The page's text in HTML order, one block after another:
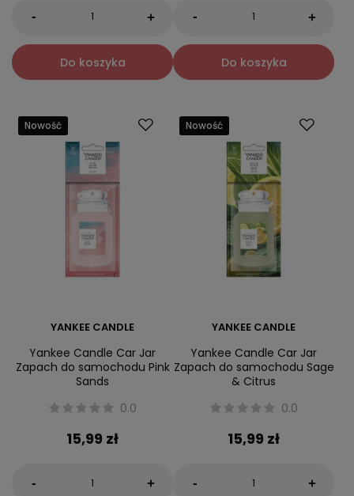
- +
Do koszyka
- +
Do koszyka
Nowość
YANKEE CANDLE
Yankee Candle Car Jar
Zapach do samochodu Pink
Sands
0.0
15,99 zł
- +
Nowość
YANKEE CANDLE
Yankee Candle Car Jar
Zapach do samochodu Sage
& Citrus
0.0
15,99 zł
- +